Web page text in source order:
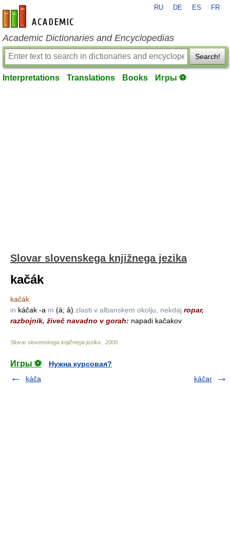
en-academic.com
RU DE ES FR
Academic Dictionaries and Encyclopedias
Search!
Interpretations Translations Books Игры ⚽
Slovar slovenskega knjižnega jezika
kačák
kačák
in káčak -a m (á; ȃ) zlasti v albanskem okolju, nekdaj ropar,
razbojnik, živeč navadno v gorah: napadi kačakov
Slovar slovenskega knjižnega jezika 2000
Игры ⚽
Нужна курсовая?
káča
káčar